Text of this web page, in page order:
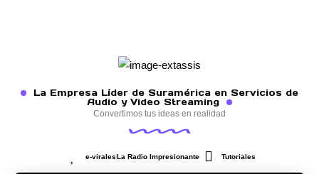
La Empresa Líder de Suramérica en Servicios de
Audio y Video Streaming
Convertimos tus ideas en realidad
e-viralesLa Radio Impresionante Tutoriales